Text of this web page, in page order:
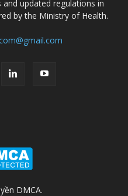
updated regulations in
by the Ministry of Health.
DMCA.